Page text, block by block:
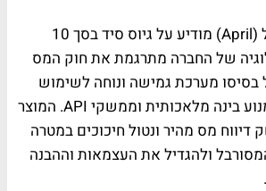
הסטארט-אפ אפריל (April) מודיע על גיוס סיד בסך 10
של החברה מתרגמת את חוק המס
בסיסו מערכת גמישה ונוחה לשימוש
תוך התבססות על מנוע בינה מלאכותית וממשקי API. המוצר
מס מהיר ונטול חיכוכים במטרה
ולהגדיל את העצמאות וההבנה